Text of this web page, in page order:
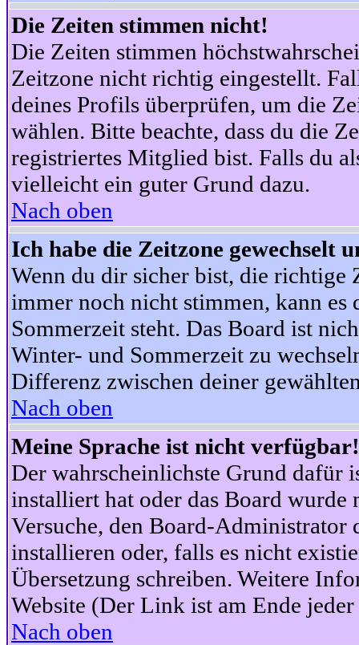
Die Zeiten stimmen nicht!
Die Zeiten stimmen
Zeitzone nicht richtig eingestellt.
deines Profils überprüfen, um die
wählen. Bitte beachte, dass du die
registriertes Mitglied bist. Falls du
vielleicht ein guter Grund dazu.
Nach oben
Ich habe die Zeitzone gewechselt
Wenn du dir sicher bist, die richtige
immer noch nicht stimmen, kann es
Sommerzeit steht. Das Board ist
Winter- und Sommerzeit zu
Differenz zwischen deiner
Nach oben
Meine Sprache ist nicht verfügbar!
Der wahrscheinlichste Grund dafür
installiert hat oder das Board wurde
Versuche, den Board-Administrator
installieren oder, falls es nicht
Übersetzung schreiben. Weitere
Website (Der Link ist am Ende jeder
Nach oben